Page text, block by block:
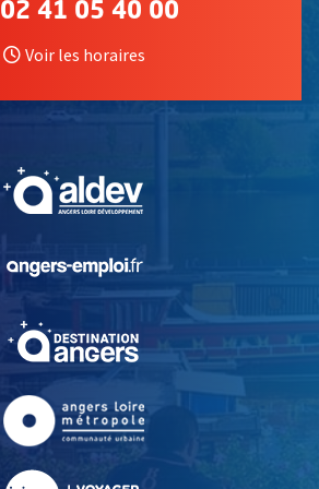
02 41 05 40 00
Voir les horaires
, Ouvre une nouvelle
, Ouvre une nouvelle